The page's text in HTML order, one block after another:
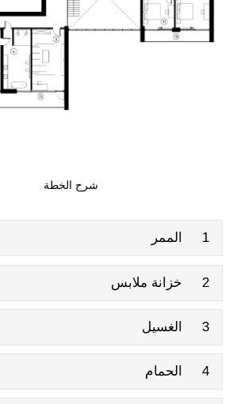
شرح الخطة
1 الممر
2 خزانة ملابس
3 الغسيل
4 الحمام